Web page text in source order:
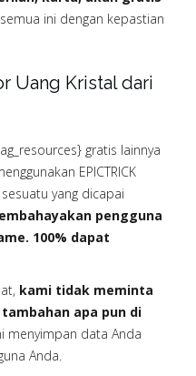
ini dengan kepastian
Uang Kristal dari
gratis lainnya
EPICTRICK
yang dicapai
pengguna
100% dapat
kami tidak meminta
apa pun di
menyimpan data Anda
Anda.